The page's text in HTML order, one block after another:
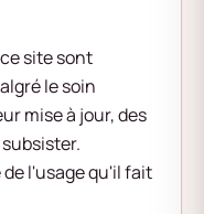
site sont
le soin
mise à jour, des
l'usage qu'il fait